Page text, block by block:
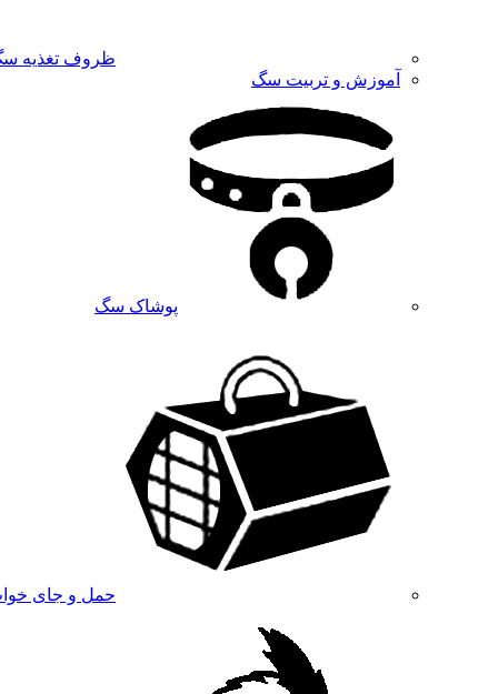
ظروف تغذیه
آموزش و تربیت سگ
پوشاک سگ
حمل و جای